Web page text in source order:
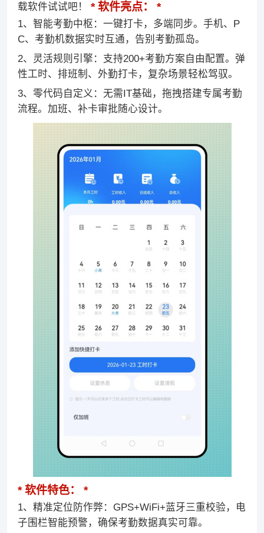
载软件试试吧！
软件亮点：
1、智能考勤中枢：一键打卡，多端同步。手机、P
C、考勤机数据实时互通，告别考勤孤岛。
2、灵活规则引擎：支持200+考勤方案自由配置。弹
性工时、排班制、外勤打卡，复杂场景轻松驾驭。
3、零代码自定义：无需IT基础，拖拽搭建专属考勤
流程。加班、补卡审批随心设计。
软件特色：
1、精准定位防作弊：GPS+WiFi+蓝牙三重校验，电
子围栏智能预警，确保考勤数据真实可靠。